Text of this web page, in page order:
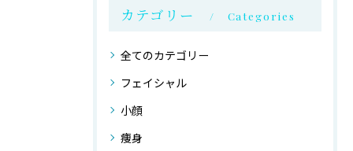
カテゴリー Categories
全てのカテゴリー
フェイシャル
小顔
痩身